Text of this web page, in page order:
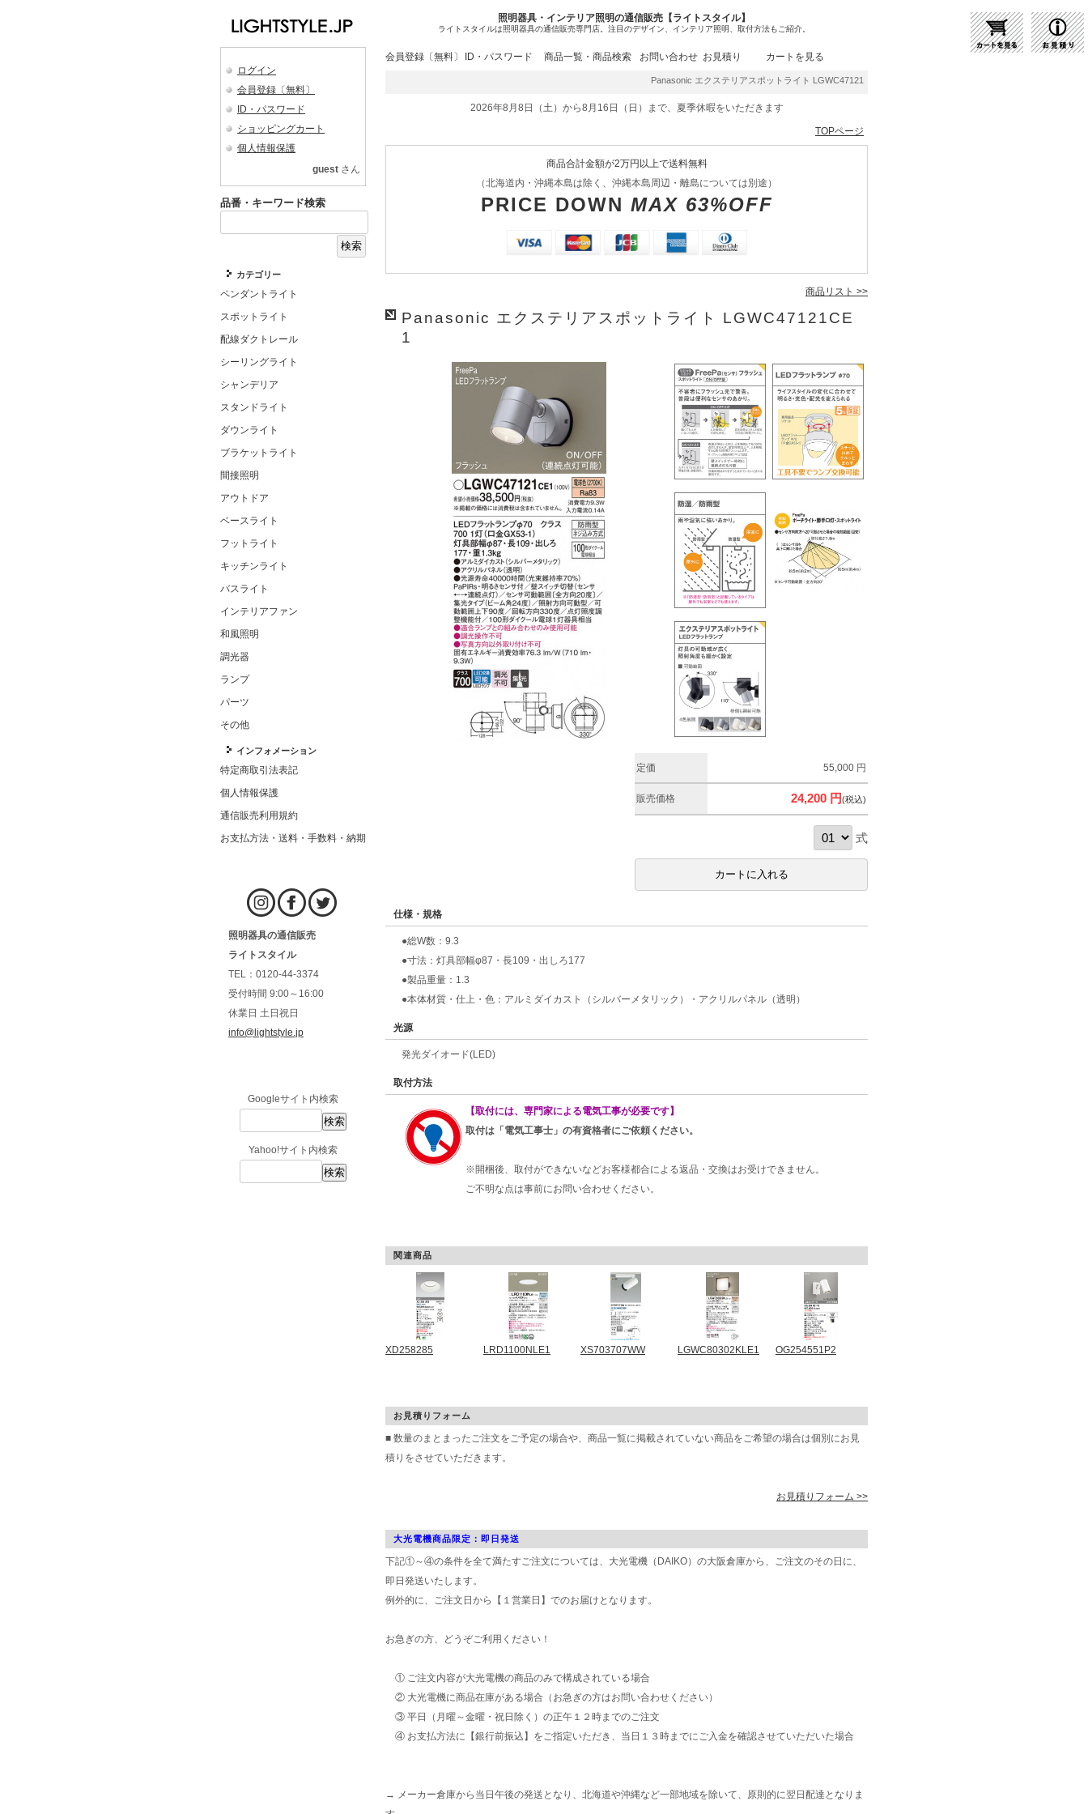
照明器具・インテリア照明の通信販売【ライトスタイル】
ライトスタイルは照明器具の通信販売専門店。注目のデザイン、インテリア照明、取付方法もご紹介。
ログイン
会員登録〔無料〕
ID・パスワード
ショッピングカート
個人情報保護
guest さん
品番・キーワード検索
カテゴリー
ペンダントライト
スポットライト
配線ダクトレール
シーリングライト
シャンデリア
スタンドライト
ダウンライト
ブラケットライト
間接照明
アウトドア
ベースライト
フットライト
キッチンライト
バスライト
インテリアファン
和風照明
調光器
ランプ
パーツ
その他
インフォメーション
特定商取引法表記
個人情報保護
通信販売利用規約
お支払方法・送料・手数料・納期
照明器具の通信販売
ライトスタイル
TEL：0120-44-3374
受付時間 9:00～16:00
休業日 土日祝日
info@lightstyle.jp
Googleサイト内検索
Yahoo!サイト内検索
会員登録〔無料〕 ID・パスワード 商品一覧・商品検索 お問い合わせ お見積り カートを見る
Panasonic エクステリアスポットライト LGWC47121CE1 | 商品紹介 | 照明器具の通販・インテリア照明の通信
2026年8月8日（土）から8月16日（日）まで、夏季休暇をいただきます
TOPページ
商品合計金額が2万円以上で送料無料
（北海道内・沖縄本島は除く、沖縄本島周辺・離島については別途）
PRICE DOWN MAX 63%OFF
商品リスト >>
Panasonic エクステリアスポットライト LGWC47121CE
1
定価 55,000 円
販売価格 24,200 円(税込)
式
仕様・規格
●総W数：9.3
●寸法：灯具部幅φ87・長109・出しろ177
●製品重量：1.3
●本体材質・仕上・色：アルミダイカスト（シルバーメタリック）・アクリルパネル（透明）
光源
発光ダイオード(LED)
取付方法
【取付には、専門家による電気工事が必要です】
取付は「電気工事士」の有資格者にご依頼ください。
※開梱後、取付ができないなどお客様都合による返品・交換はお受けできません。
ご不明な点は事前にお問い合わせください。
関連商品
XD258285 LRD1100NLE1 XS703707WW LGWC80302KLE1 OG254551P2
お見積りフォーム
■ 数量のまとまったご注文をご予定の場合や、商品一覧に掲載されていない商品をご希望の場合は個別にお見
積りをさせていただきます。
お見積りフォーム >>
大光電機商品限定：即日発送
下記①～④の条件を全て満たすご注文については、大光電機（DAIKO）の大阪倉庫から、ご注文のその日に、
即日発送いたします。
例外的に、ご注文日から【１営業日】でのお届けとなります。
お急ぎの方、どうぞご利用ください！
① ご注文内容が大光電機の商品のみで構成されている場合
② 大光電機に商品在庫がある場合（お急ぎの方はお問い合わせください）
③ 平日（月曜～金曜・祝日除く）の正午１２時までのご注文
④ お支払方法に【銀行前振込】をご指定いただき、当日１３時までにご入金を確認させていただいた場合
→ メーカー倉庫から当日午後の発送となり、北海道や沖縄など一部地域を除いて、原則的に翌日配達となりま